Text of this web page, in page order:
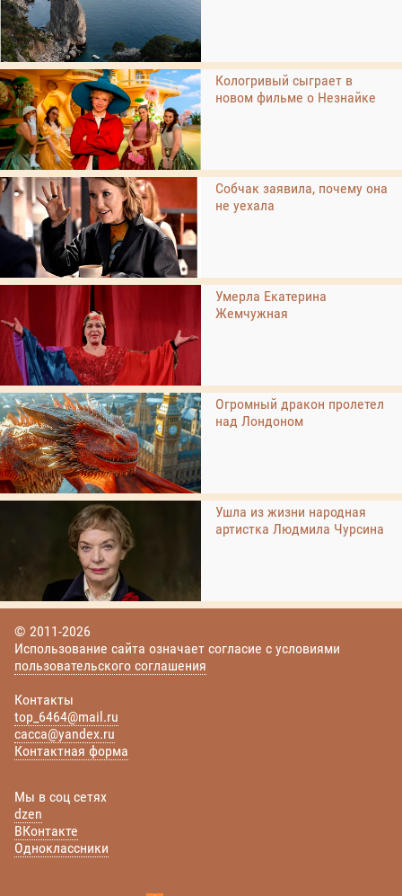
Кологривый сыграет в
новом фильме о Незнайке
Собчак заявила, почему она
не уехала
Умерла Екатерина
Жемчужная
Огромный дракон пролетел
над Лондоном
Ушла из жизни народная
артистка Людмила Чурсина
© 2011-2026
Использование сайта означает согласие с условиями
пользовательского соглашения
Контакты
top_6464@mail.ru
cacca@yandex.ru
Контактная форма
Мы в соц сетях
dzen
ВКонтакте
Одноклассники